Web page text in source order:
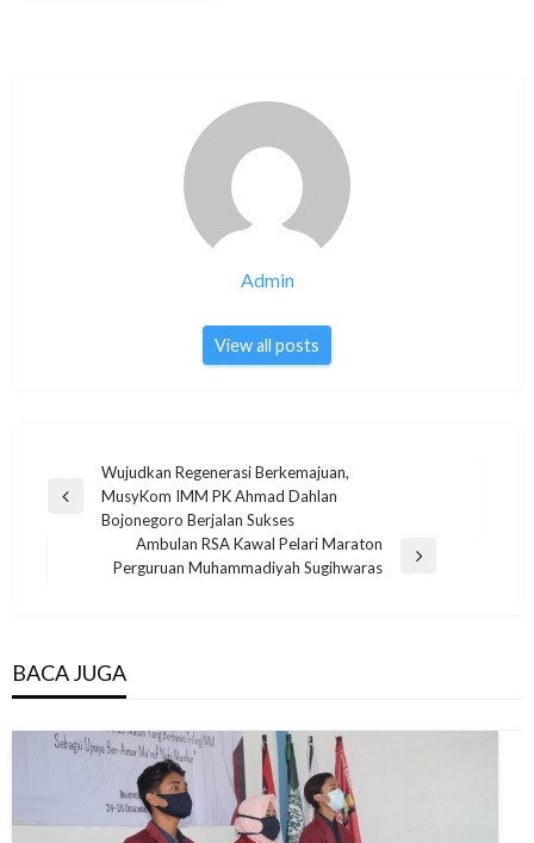
Admin
View all posts
navigation
Previous
Wujudkan Regenerasi Berkemajuan,
MusyKom IMM PK Ahmad Dahlan
Bojonegoro Berjalan Sukses
Ambulan RSA Kawal Pelari Maraton
Perguruan Muhammadiyah Sugihwaras
BACA JUGA